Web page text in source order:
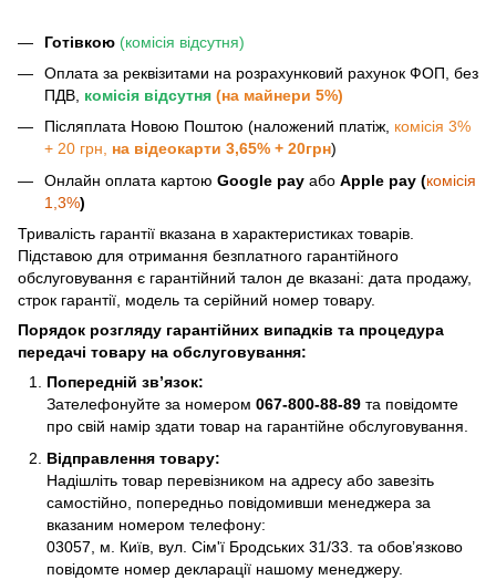
Готівкою (комісія відсутня)
Оплата за реквізитами на розрахунковий рахунок ФОП, без
ПДВ, комісія відсутня (на майнери 5%)
Післяплата Новою Поштою (наложений платіж, комісія 3%
+ 20 грн, на відеокарти 3,65% + 20грн)
Онлайн оплата картою Google pay або Apple pay (комісія
1,3%)
Тривалість гарантії вказана в характеристиках товарів.
Підставою для отримання безплатного гарантійного
обслуговування є гарантійний талон де вказані: дата продажу,
строк гарантії, модель та серійний номер товару.
Порядок розгляду гарантійних випадків та процедура
передачі товару на обслуговування:
Попередній зв’язок:
Зателефонуйте за номером 067-800-88-89 та повідомте
про свій намір здати товар на гарантійне обслуговування.
Відправлення товару:
Надішліть товар перевізником на адресу або завезіть
самостійно, попередньо повідомивши менеджера за
вказаним номером телефону:
03057, м. Київ, вул. Сім'ї Бродських 31/33. та обов’язково
повідомте номер декларації нашому менеджеру.